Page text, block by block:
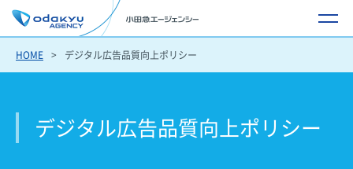
HOME デジタル広告品質向上ポリシー
デジタル広告品質向上ポリシー